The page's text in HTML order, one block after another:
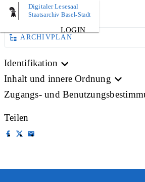
Digitaler Lesesaal
Staatsarchiv Basel-Stadt
LOGIN
BILD
ARCHIVPLAN
Identifikation
Inhalt und innere Ordnung
Zugangs- und
Teilen